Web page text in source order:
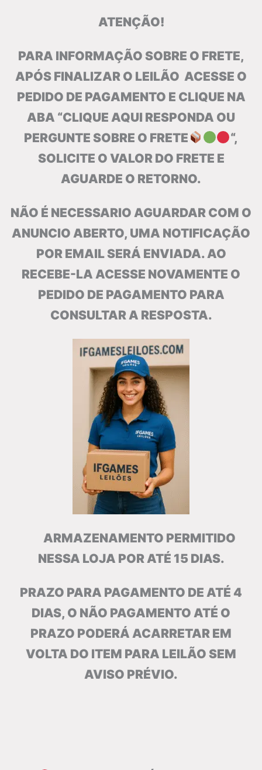
ATENÇÃO!
PARA INFORMAÇÃO SOBRE O FRETE,
APÓS FINALIZAR O LEILÃO ACESSE O
PEDIDO DE PAGAMENTO E CLIQUE NA
ABA “CLIQUE AQUI RESPONDA OU
PERGUNTE SOBRE O FRETE
“,
SOLICITE O VALOR DO FRETE E
AGUARDE O RETORNO.
NÃO É NECESSARIO AGUARDAR COM O
ANUNCIO ABERTO, UMA NOTIFICAÇÃO
POR EMAIL SERÁ ENVIADA. AO
RECEBE-LA ACESSE NOVAMENTE O
PEDIDO DE PAGAMENTO PARA
CONSULTAR A RESPOSTA.
ARMAZENAMENTO PERMITIDO
NESSA LOJA POR ATÉ 15 DIAS.
PRAZO PARA PAGAMENTO DE ATÉ 4
DIAS, O NÃO PAGAMENTO ATÉ O
PRAZO PODERÁ ACARRETAR EM
VOLTA DO ITEM PARA LEILÃO SEM
AVISO PRÉVIO.